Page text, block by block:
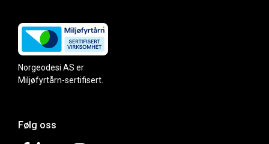
Norgeodesi AS er
Miljøfyrtårn-sertifisert.
Følg oss